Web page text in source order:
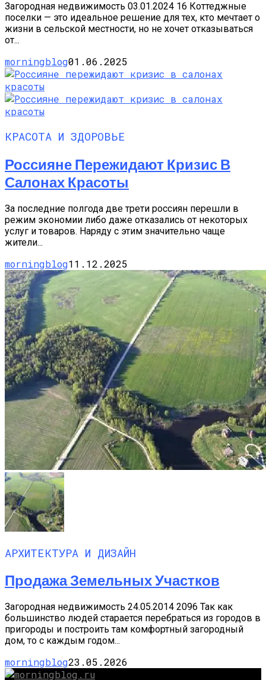
Загородная недвижимость 03.01.2024 16 Коттеджные
поселки — это идеальное решение для тех, кто мечтает о
жизни в сельской местности, но не хочет отказываться
от...
morningblog01.06.2025
КРАСОТА И ЗДОРОВЬЕ
Россияне Пережидают Кризис В
Салонах Красоты
За последние полгода две трети россиян перешли в
режим экономии либо даже отказались от некоторых
услуг и товаров. Наряду с этим значительно чаще
жители...
morningblog11.12.2025
АРХИТЕКТУРА И ДИЗАЙН
Продажа Земельных Участков
Загородная недвижимость 24.05.2014 2096 Так как
большинство людей старается перебраться из городов в
пригороды и построить там комфортный загородный
дом, то с каждым годом...
morningblog23.05.2026